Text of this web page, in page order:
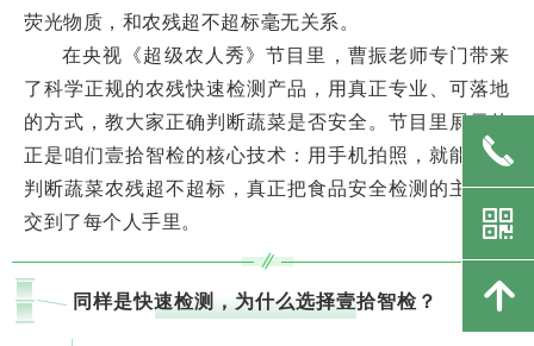
荧光物质，和农残超不超标毫无关系。
在央视《超级农人秀》节目里，曹振老师专门带来
了科学正规的农残快速检测产品，用真正专业、可落地
的方式，教大家正确判断蔬菜是否安全。节目里展示的
正是咱们壹拾智检的核心技术：用手机拍照，就能快速
判断蔬菜农残超不超标，真正把食品安全检测的主动权
交到了每个人手里。
同样是快速检测，为什么选择壹拾智检？
끅
낃
녕